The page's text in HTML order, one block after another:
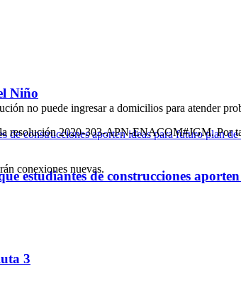
Niño
estudiantes de construcciones
3
no puede ingresar a domicilios para atender
resolución 2020-303-APN-ENACOM#JGM. Por
conexiones nuevas.